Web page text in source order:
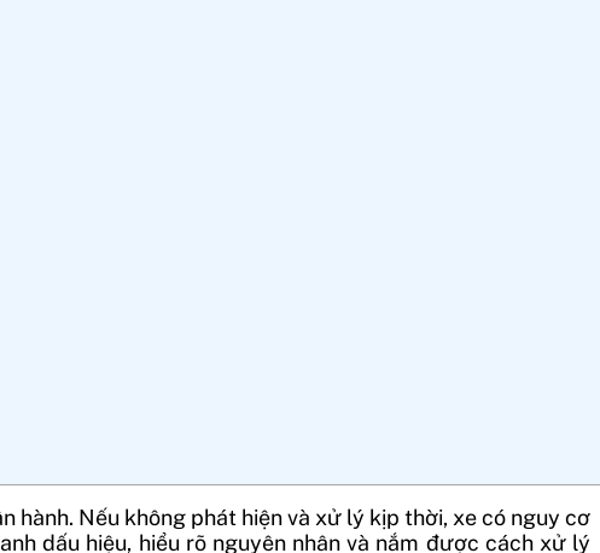
hành. Nếu không phát hiện và xử lý kịp thời, xe có nguy cơ
dấu hiệu, hiểu rõ nguyên nhân và nắm được cách xử lý